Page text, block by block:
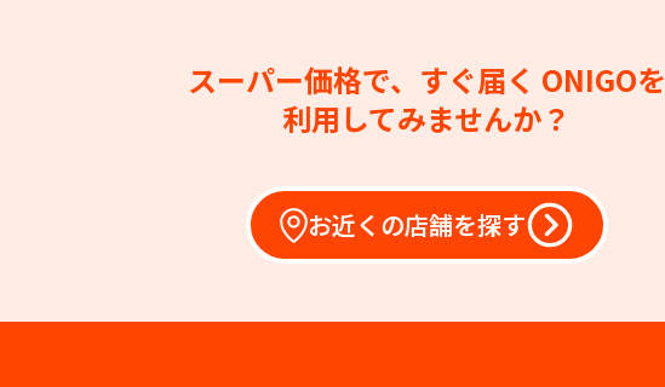
スーパー価格で、すぐ届く ONIGOを
利用してみませんか？
お近くの店舗を探す